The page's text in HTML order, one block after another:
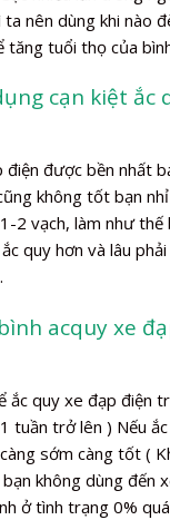
ta nên dùng khi nào
tăng tuổi thọ của
cạn kiệt ắc
được bền nhất
không tốt bạn
2 vạch, làm như
quy hơn và lâu
acquy xe
ắc quy xe đạp điện
tuần trở lên ) Nếu
sớm càng tốt (
không dùng đến
ở tình trạng 0%